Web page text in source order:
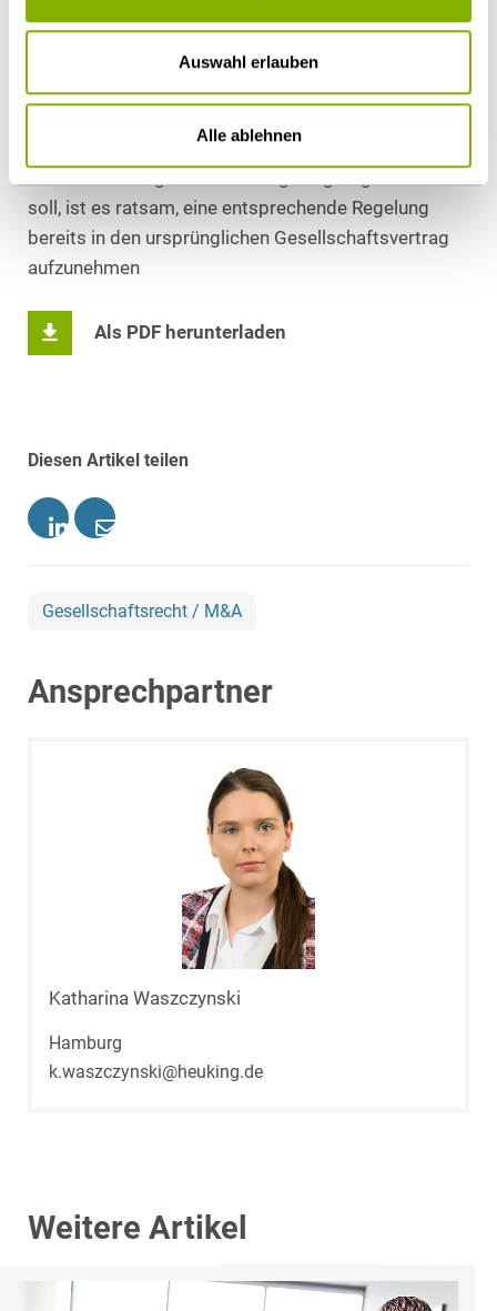
Auswahl erlauben
Alle ablehnen
Gesellschaftsvertrag einer Kommanditgesellschaft,
welche die Möglichkeit einer Entziehung relativ
unentziehbarer Rechte ohne den Nachweis eines
nicht unwesentlicher Hürden verbunden. Sofern also
soll, ist es ratsam, eine entsprechende Regelung
bereits in den ursprünglichen Gesellschaftsvertrag
aufzunehmen
Als PDF herunterladen
Diesen Artikel teilen
Gesellschaftsrecht / M&A
Ansprechpartner
Katharina Waszczynski
Hamburg
k.waszczynski@heuking.de
Weitere Artikel